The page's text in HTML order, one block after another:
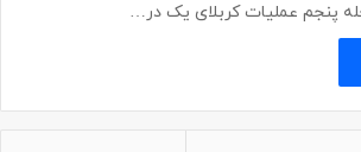
پنجم عملیات کربلای یک در…